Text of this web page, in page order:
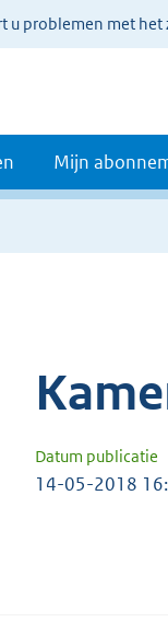
u problemen met het
Mijn
Datum publicatie
14-05-2018